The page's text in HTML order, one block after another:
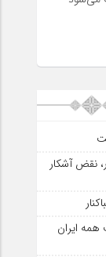
نقض آشکار
ایران